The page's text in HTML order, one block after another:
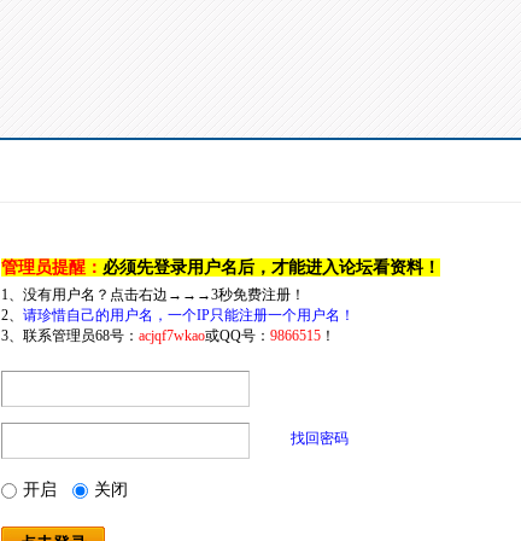
管理员提醒： 必须先登录用户名后，才能进入论坛看资料！
1、没有用户名？点击右边→→→3秒免费注册！
2、 请珍惜自己的用户名，一个IP只能注册一个用户名！
3、联系管理员68号： acjqf7wkao或QQ号： 9866515！
找回密码
开启 关闭